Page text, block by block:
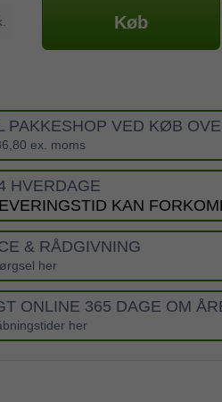
Køb
PAKKESHOP VED KØB
ex. moms
HVERDAGE
KAN
& RÅDGIVNING
her
ONLINE 365 DAGE OM
her